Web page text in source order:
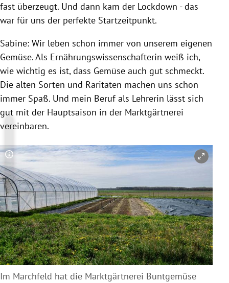
fast überzeugt. Und dann kam der Lockdown - das
war für uns der perfekte Startzeitpunkt.
Sabine: Wir leben schon immer von unserem eigenen
Gemüse. Als Ernährungswissenschafterin weiß ich,
wie wichtig es ist, dass Gemüse auch gut schmeckt.
Die alten Sorten und Raritäten machen uns schon
immer Spaß. Und mein Beruf als Lehrerin lässt sich
gut mit der Hauptsaison in der Marktgärtnerei
vereinbaren.
Copyright-Hinweis öffnen/schließen
Im Marchfeld hat die Marktgärtnerei Buntgemüse